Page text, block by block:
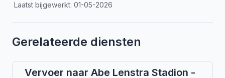
Laatst bijgewerkt: 01-05-2026
Gerelateerde diensten
Vervoer naar Abe Lenstra Stadion -